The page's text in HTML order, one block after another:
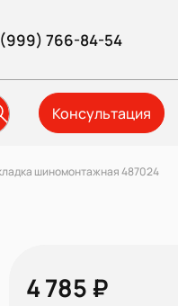
766-84-54
Консультация
шиномонтажная 487024
4 785 ₽